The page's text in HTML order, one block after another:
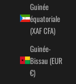
Guinée
équatoriale
(XAF CFA)
Guinée-
Bissau (EUR
€)